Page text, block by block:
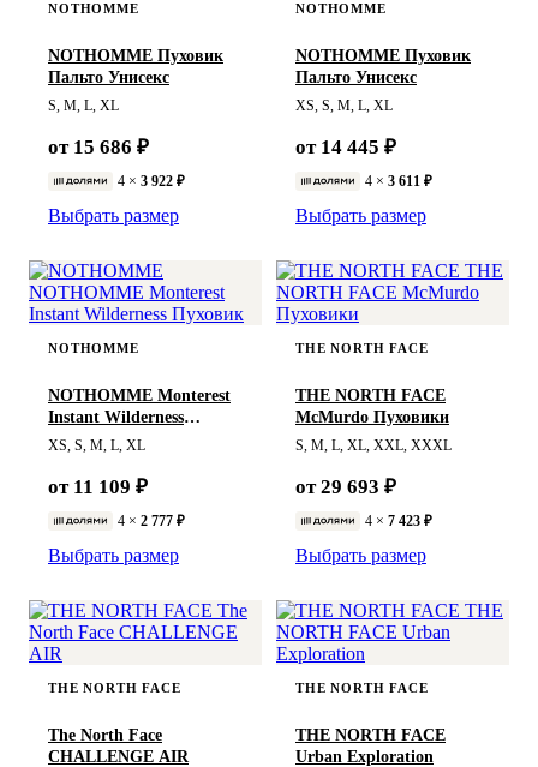
NOTHOMME
NOTHOMME Пуховик
Пальто Унисекс
S, M, L, XL
от 15 686 ₽
4 × 3 922 ₽
Выбрать размер
NOTHOMME
NOTHOMME Пуховик
Пальто Унисекс
XS, S, M, L, XL
от 14 445 ₽
4 × 3 611 ₽
Выбрать размер
NOTHOMME
NOTHOMME Monterest
Instant Wilderness
Пуховик
XS, S, M, L, XL
от 11 109 ₽
4 × 2 777 ₽
Выбрать размер
THE NORTH FACE
THE NORTH FACE
McMurdo Пуховики
S, M, L, XL, XXL, XXXL
от 29 693 ₽
4 × 7 423 ₽
Выбрать размер
THE NORTH FACE
The North Face
CHALLENGE AIR
THE NORTH FACE
THE NORTH FACE
Urban Exploration